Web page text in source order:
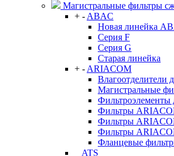
Магистральные фильтры
+ - ABAC
Новая линейка
Серия F
Серия G
Старая линейка
+ - ARIACOM
Влагоотделители
Магистральные
Фильтроэлементы
Фильтры
Фильтры
Фильтры
Фланцевые
ATS